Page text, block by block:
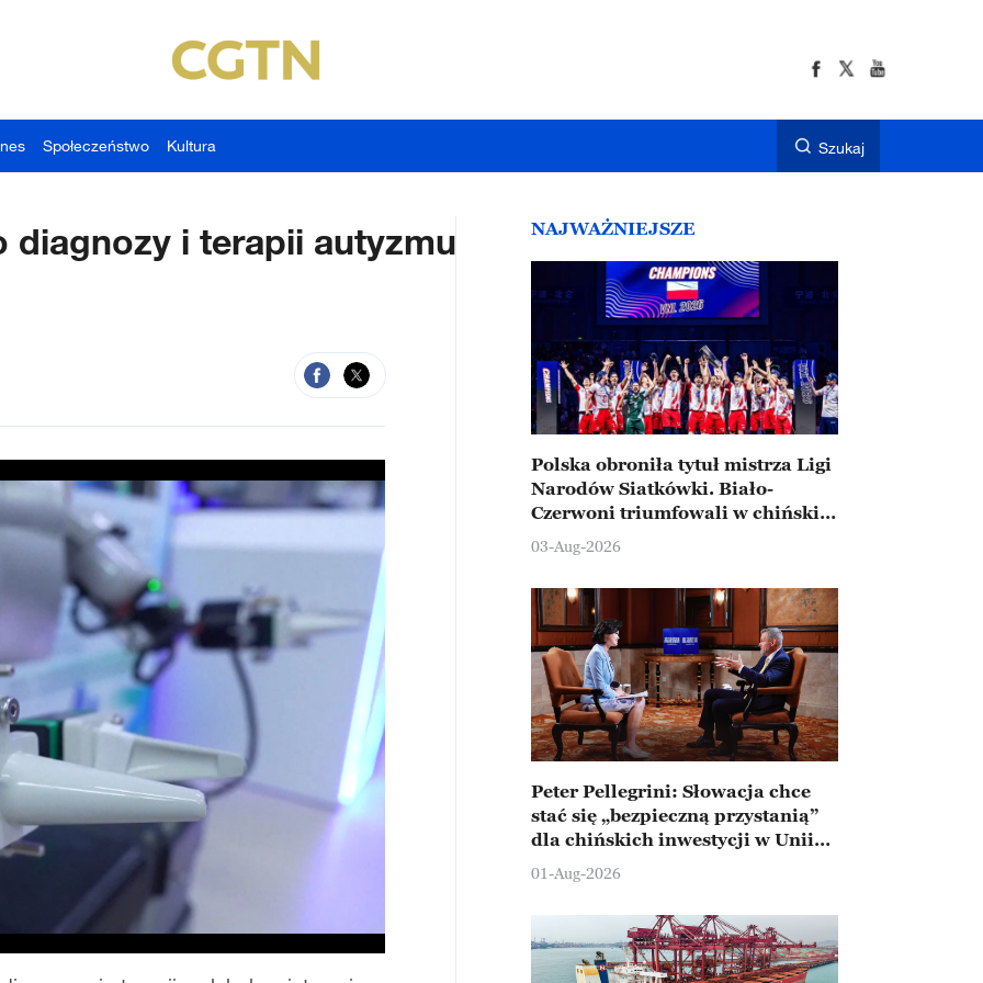
Społeczeństwo Kultura Szukaj
i terapii autyzmu NAJWAŻNIEJSZE
Polska obroniła tytuł mistrza Ligi
Narodów Siatkówki. Biało-
Czerwoni triumfowali w chińskim
Ningbo
03-Aug-2026
Peter Pellegrini: Słowacja chce
stać się „bezpieczną przystanią”
dla chińskich inwestycji w Unii
Europejskiej
01-Aug-2026